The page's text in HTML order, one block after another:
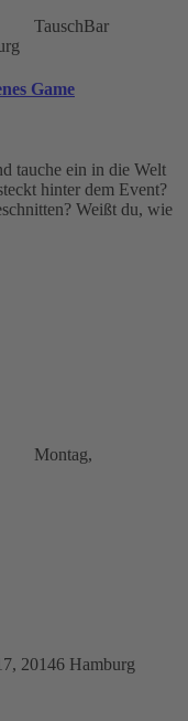
TauschBar
Game
tauche ein in die Welt
hinter dem Event?
Weißt du, wie
Montag,
20146 Hamburg